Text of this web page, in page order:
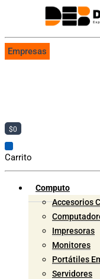
Empresas
$0
Carrito
Computo
Accesorios
Impresoras
Monitores
Portátiles
Servidores